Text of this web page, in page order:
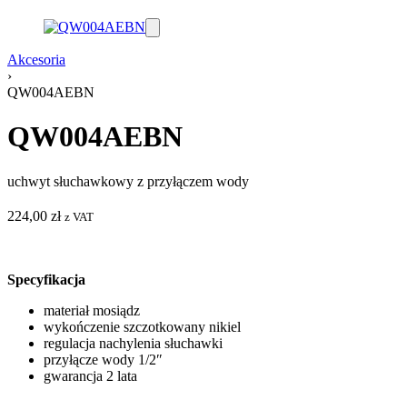
Akcesoria
›
QW004AEBN
QW004AEBN
uchwyt słuchawkowy z przyłączem wody
224,00 zł z VAT
Specyfikacja
materiał mosiądz
wykończenie szczotkowany nikiel
regulacja nachylenia słuchawki
przyłącze wody 1/2″
gwarancja 2 lata